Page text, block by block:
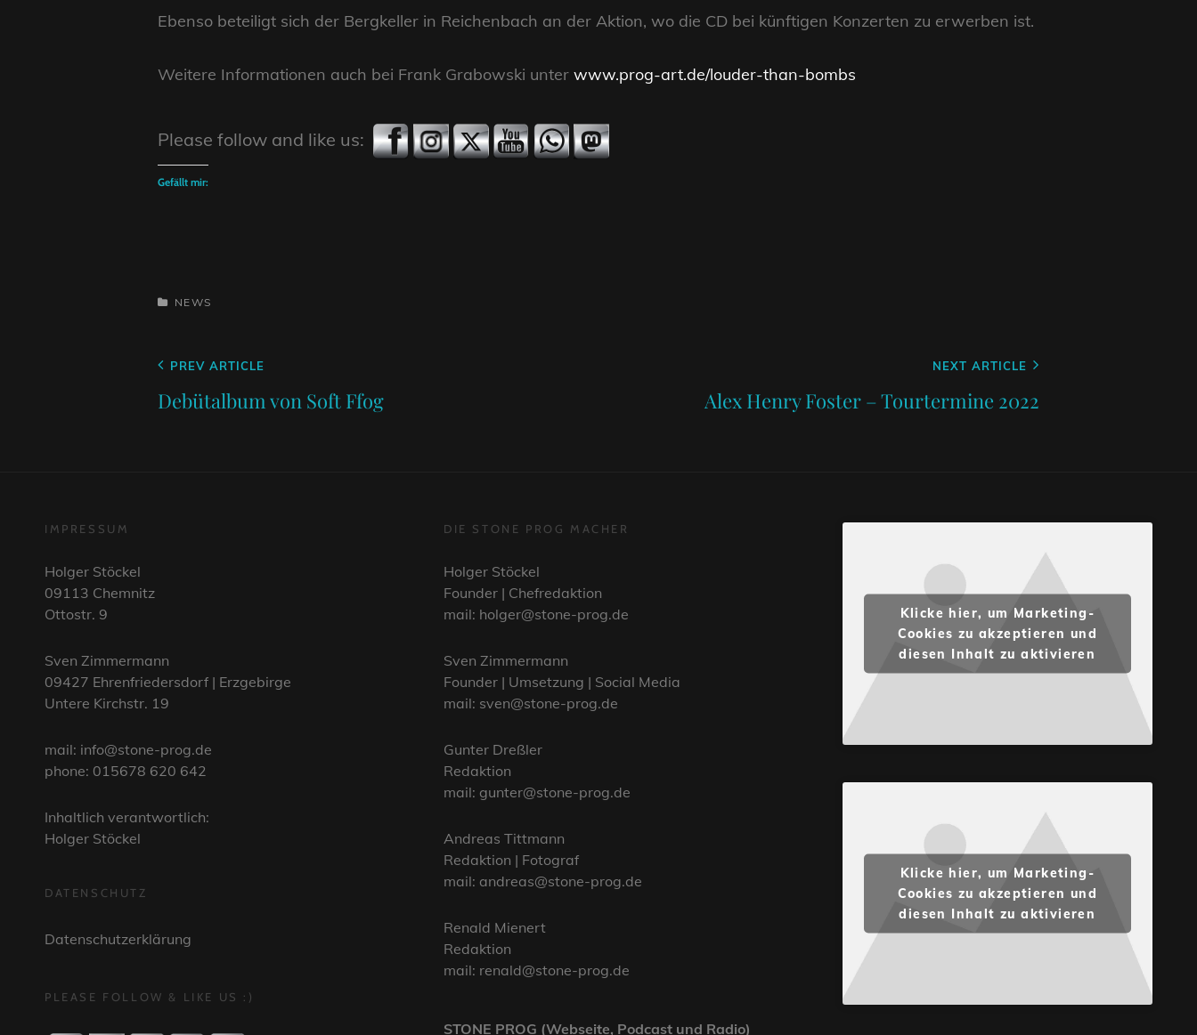
Ebenso beteiligt sich der Bergkeller in Reichenbach an der Aktion, wo die CD bei künftigen Konzerten zu erwerben ist.
Weitere Informationen auch bei Frank Grabowski unter www.prog-art.de/louder-than-bombs
Please follow and like us:
Gefällt mir:
CATEGORIES
NEWS
Beitragsnavigation
Previous
Post
PREV ARTICLE
Debütalbum von Soft Ffog
NEXT ARTICLE
Alex Henry Foster – Tourtermine 2022
IMPRESSUM
Holger Stöckel
09113 Chemnitz
Ottostr. 9
Sven Zimmermann
09427 Ehrenfriedersdorf | Erzgebirge
Untere Kirchstr. 19
mail: info@stone-prog.de
phone: 015678 620 642
Inhaltlich verantwortlich:
Holger Stöckel
DATENSCHUTZ
Datenschutzerklärung
PLEASE FOLLOW & LIKE US :)
DIE STONE PROG MACHER
Holger Stöckel
Founder | Chefredaktion
mail: holger@stone-prog.de
Sven Zimmermann
Founder | Umsetzung | Social Media
mail: sven@stone-prog.de
Gunter Dreßler
Redaktion
mail: gunter@stone-prog.de
Andreas Tittmann
Redaktion | Fotograf
mail: andreas@stone-prog.de
Renald Mienert
Redaktion
mail: renald@stone-prog.de
STONE PROG (Webseite, Podcast und Radio)
Klicke hier, um Marketing-
Cookies zu akzeptieren und
diesen Inhalt zu aktivieren
Klicke hier, um Marketing-
Cookies zu akzeptieren und
diesen Inhalt zu aktivieren